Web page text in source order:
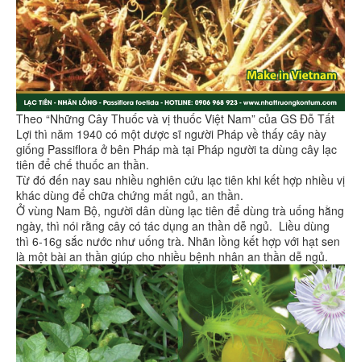
Theo “Những Cây Thuốc và vị thuốc Việt Nam” của GS Đỗ Tất
Lợi thì năm 1940 có một dược sĩ người Pháp về thấy cây này
giống Passiflora ở bên Pháp mà tại Pháp người ta dùng cây lạc
tiên để chế thuốc an thần.
Từ đó đến nay sau nhiều nghiên cứu lạc tiên khi kết hợp nhiều vị
khác dùng để chữa chứng mất ngủ, an thần.
Ở vùng Nam Bộ, người dân dùng lạc tiên để dùng trà uống hằng
ngày, thì nói rằng cây có tác dụng an thần dễ ngủ. Liều dùng
thì 6-16g sắc nước như uống trà. Nhãn lồng kết hợp với hạt sen
là một bài an thần giúp cho nhiều bệnh nhân an thần dễ ngủ.